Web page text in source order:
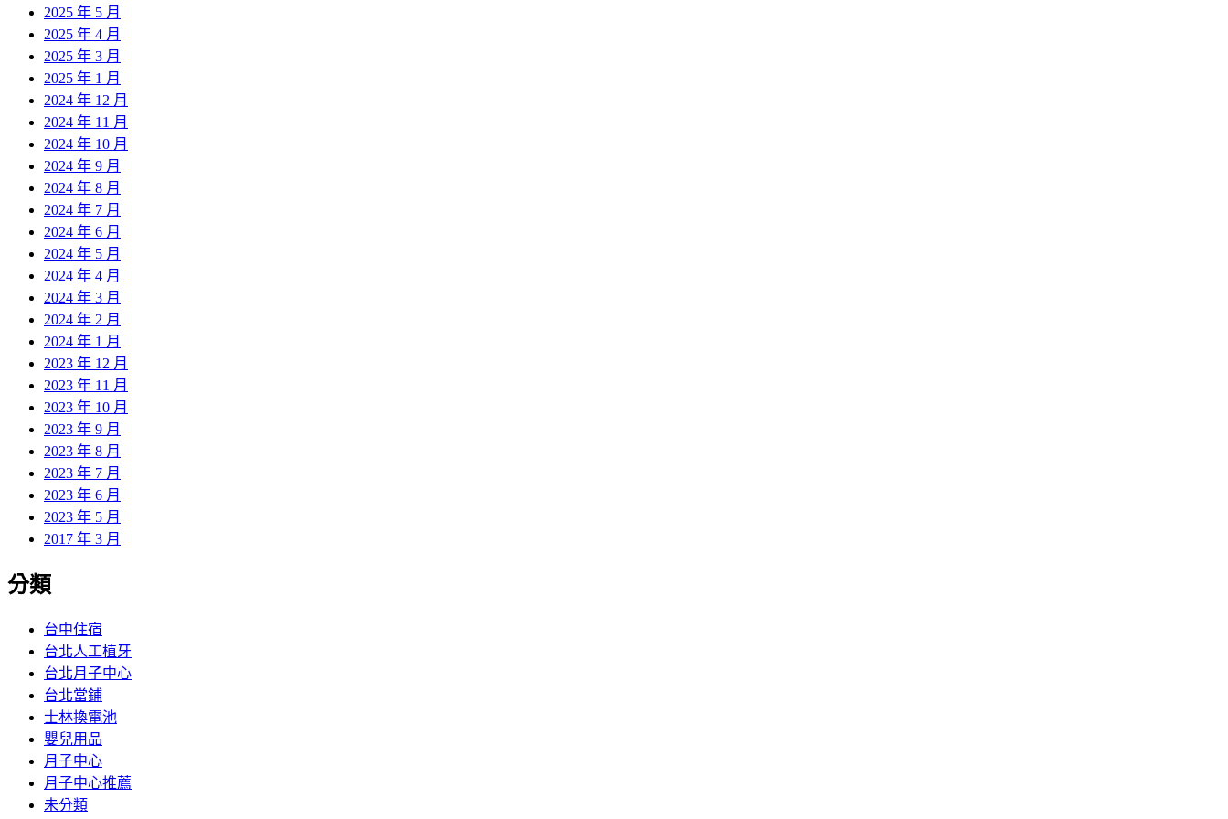
2025 年 5 月
2025 年 4 月
2025 年 3 月
2025 年 1 月
2024 年 12 月
2024 年 11 月
2024 年 10 月
2024 年 9 月
2024 年 8 月
2024 年 7 月
2024 年 6 月
2024 年 5 月
2024 年 4 月
2024 年 3 月
2024 年 2 月
2024 年 1 月
2023 年 12 月
2023 年 11 月
2023 年 10 月
2023 年 9 月
2023 年 8 月
2023 年 7 月
2023 年 6 月
2023 年 5 月
2017 年 3 月
分類
台中住宿
台北人工植牙
台北月子中心
台北當鋪
士林換電池
嬰兒用品
月子中心
月子中心推薦
未分類